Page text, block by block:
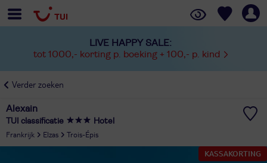
LIVE HAPPY SALE:
tot 1000,- korting p. boeking + 100,- p. kind
Verder zoeken
Alexain
TUI classificatie Hotel
Frankrijk Elzas
Trois-Épis
KASSAKORTING